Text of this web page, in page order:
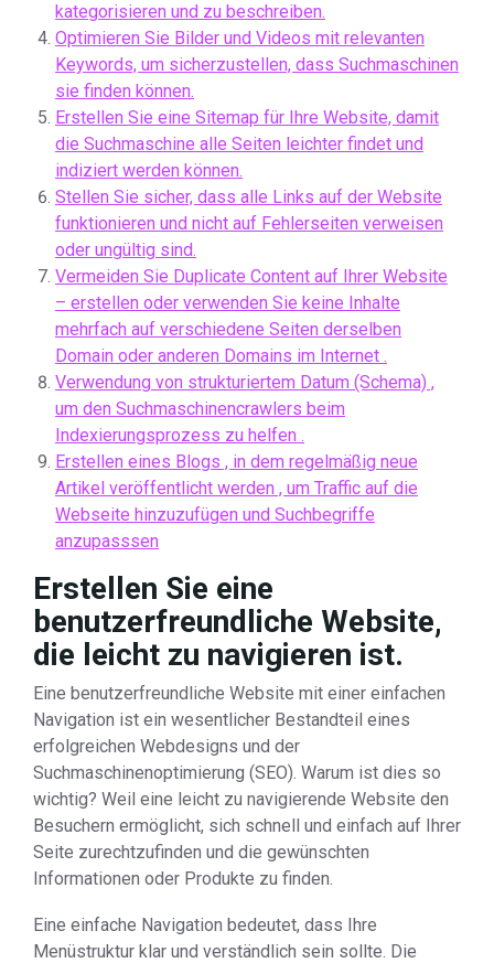
kategorisieren und zu beschreiben.
Optimieren Sie Bilder und Videos mit relevanten
Keywords, um sicherzustellen, dass Suchmaschinen
sie finden können.
Erstellen Sie eine Sitemap für Ihre Website, damit
die Suchmaschine alle Seiten leichter findet und
indiziert werden können.
Stellen Sie sicher, dass alle Links auf der Website
funktionieren und nicht auf Fehlerseiten verweisen
oder ungültig sind.
Vermeiden Sie Duplicate Content auf Ihrer Website
– erstellen oder verwenden Sie keine Inhalte
mehrfach auf verschiedene Seiten derselben
Domain oder anderen Domains im Internet .
Verwendung von strukturiertem Datum (Schema) ,
um den Suchmaschinencrawlers beim
Indexierungsprozess zu helfen .
Erstellen eines Blogs , in dem regelmäßig neue
Artikel veröffentlicht werden , um Traffic auf die
Webseite hinzuzufügen und Suchbegriffe
anzupasssen
Erstellen Sie eine
benutzerfreundliche Website,
die leicht zu navigieren ist.
Eine benutzerfreundliche Website mit einer einfachen
Navigation ist ein wesentlicher Bestandteil eines
erfolgreichen Webdesigns und der
Suchmaschinenoptimierung (SEO). Warum ist dies so
wichtig? Weil eine leicht zu navigierende Website den
Besuchern ermöglicht, sich schnell und einfach auf Ihrer
Seite zurechtzufinden und die gewünschten
Informationen oder Produkte zu finden.
Eine einfache Navigation bedeutet, dass Ihre
Menüstruktur klar und verständlich sein sollte. Die